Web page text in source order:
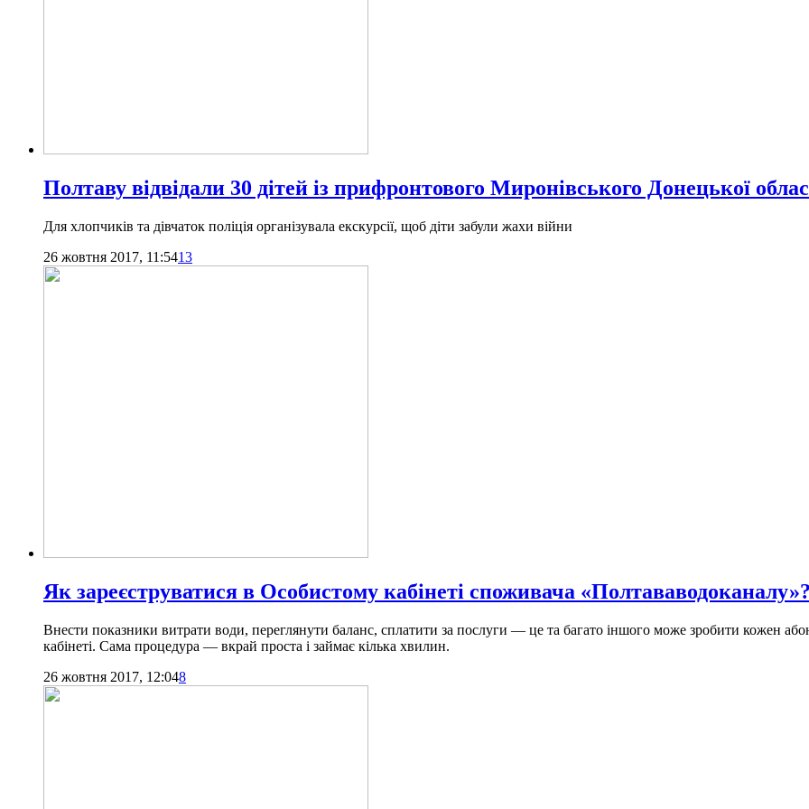
Полтаву відвідали 30 дітей із прифронтового Миронівського Донецької
Для хлопчиків та дівчаток поліція організувала екскурсії, щоб діти забули жахи війни
26 жовтня 2017, 11:5413
Як зареєструватися в Особистому кабінеті споживача
Внести показники витрати води, переглянути баланс, сплатити за послуги — це та багато іншого може зробити кожен
кабінеті. Сама процедура — вкрай проста і займає кілька хвилин.
26 жовтня 2017, 12:048